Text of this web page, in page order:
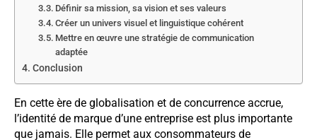
Définir sa mission, sa vision et ses valeurs
Créer un univers visuel et linguistique cohérent
Mettre en œuvre une stratégie de communication
adaptée
Conclusion
En cette ère de globalisation et de concurrence accrue,
l’identité de marque d’une entreprise est plus importante
que jamais. Elle permet aux consommateurs de